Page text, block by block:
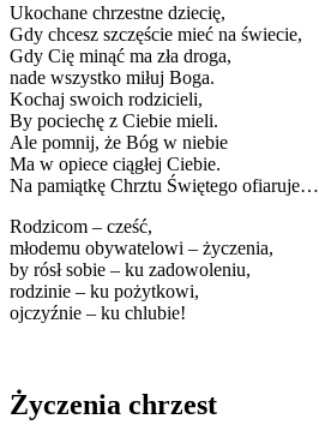
Ukochane chrzestne dziecię,
Gdy chcesz szczęście mieć na świecie,
Gdy Cię minąć ma zła droga,
nade wszystko miłuj Boga.
Kochaj swoich rodzicieli,
By pociechę z Ciebie mieli.
Ale pomnij, że Bóg w niebie
Ma w opiece ciągłej Ciebie.
Na pamiątkę Chrztu Świętego ofiaruje…
Rodzicom – cześć,
młodemu obywatelowi – życzenia,
by rósł sobie – ku zadowoleniu,
rodzinie – ku pożytkowi,
ojczyźnie – ku chlubie!
Życzenia chrzest